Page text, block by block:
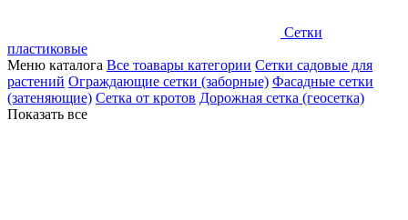
Сетки
пластиковые
Меню каталога Все тоавары категории Сетки садовые для
растений Ограждающие сетки (заборные) Фасадные сетки
(затеняющие) Сетка от кротов Дорожная сетка (геосетка)
Показать все